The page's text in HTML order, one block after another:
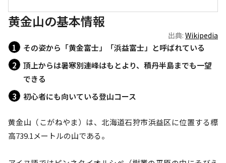
黄金山の基本情報
出典: Wikipedia
その姿から「黄金富士」「浜益富士」と呼ばれている
頂上からは暑寒別連峰はもとより、積丹半島までも一望
できる
初心者にも向いている登山コース
黄金山（こがねやま）は、北海道石狩市浜益区に位置する標
高739.1メートルの山である。